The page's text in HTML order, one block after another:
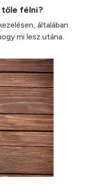
tőle félni?
általában
mi lesz utána.